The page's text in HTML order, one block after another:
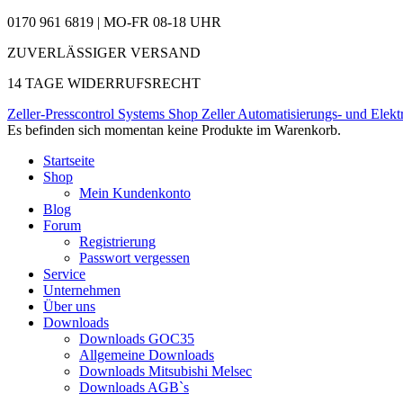
0170 961 6819 | MO-FR 08-18 UHR
ZUVERLÄSSIGER VERSAND
14 TAGE WIDERRUFSRECHT
Zeller-Presscontrol Systems Shop Zeller Automatisierungs- und
Es befinden sich momentan keine Produkte im Warenkorb.
Startseite
Shop
Mein Kundenkonto
Blog
Forum
Registrierung
Passwort vergessen
Service
Unternehmen
Über uns
Downloads
Downloads GOC35
Allgemeine Downloads
Downloads Mitsubishi Melsec
Downloads AGB`s